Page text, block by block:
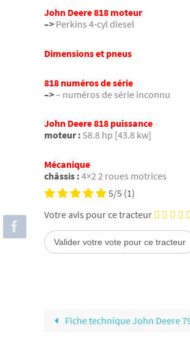
John Deere 818 moteur
–> Perkins 4-cyl diesel
Dimensions et pneus
818 numéros de série
–>– numéros de série inconnu
John Deere 818 puissance
moteur : 58.8 hp [43.8 kw]
Mécanique
châssis : 4×2 2 roues motrices
5/5 (1)
Votre avis pour ce tracteur
Fiche technique John Deere